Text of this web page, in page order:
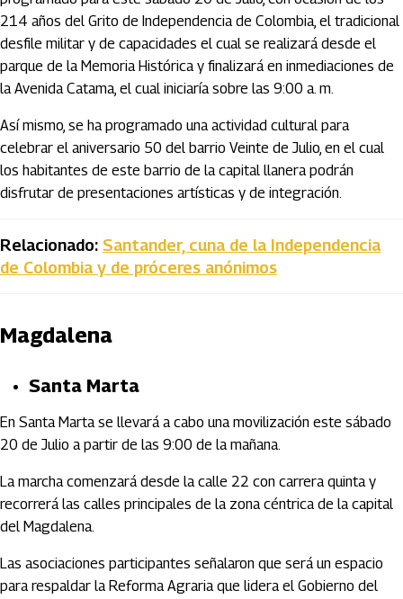
214 años del Grito de Independencia de Colombia, el tradicional
desfile militar y de capacidades el cual se realizará desde el
parque de la Memoria Histórica y finalizará en inmediaciones de
la Avenida Catama, el cual iniciaría sobre las 9:00 a. m.
Así mismo, se ha programado una actividad cultural para
celebrar el aniversario 50 del barrio Veinte de Julio, en el cual
los habitantes de este barrio de la capital llanera podrán
disfrutar de presentaciones artísticas y de integración.
Relacionado: Santander, cuna de la Independencia
de Colombia y de próceres anónimos
Magdalena
Santa Marta
En Santa Marta se llevará a cabo una movilización este sábado
20 de Julio a partir de las 9:00 de la mañana.
La marcha comenzará desde la calle 22 con carrera quinta y
recorrerá las calles principales de la zona céntrica de la capital
del Magdalena.
Las asociaciones participantes señalaron que será un espacio
para respaldar la Reforma Agraria que lidera el Gobierno del